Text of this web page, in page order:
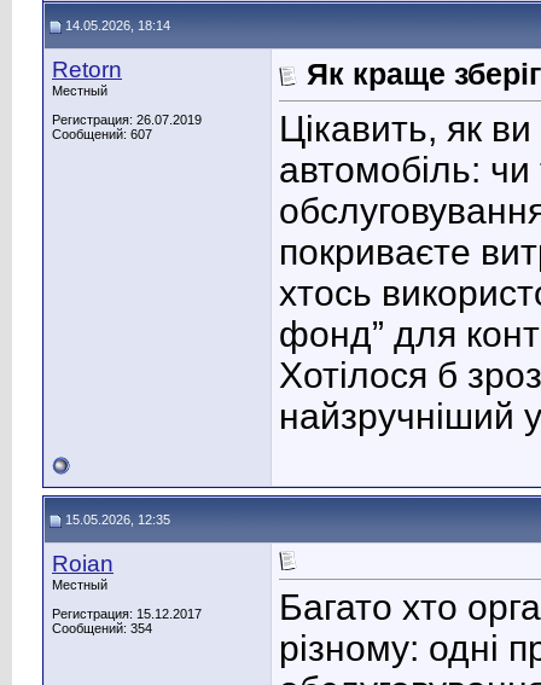
14.05.2026, 18:14
Retorn
Местный
Регистрация: 26.07.2019
Сообщений: 607
Як краще
Цікавить, як
автомобіль:
покриваєте
хтось
фонд” для
Хотілося б
найзручніший
15.05.2026, 12:35
Roian
Местный
Регистрация: 15.12.2017
Сообщений: 354
Багато хто
різному: одні